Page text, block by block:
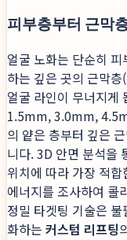
피부층부터 근막
얼굴 노화는 단순히
하는 깊은 곳의 근막
얼굴 라인이 무너지게
1.5mm, 3.0mm,
의 얕은 층부터 깊은
니다. 3D 안면 분석을
위치에 따라 가장 적
에너지를 조사하여 콜
정밀 타겟팅 기술은
화하는 커스텀 리프팅